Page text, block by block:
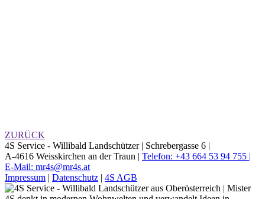
ZURÜCK
4S Service - Willibald Landschützer | Schrebergasse 6 |
A-4616 Weisskirchen an der Traun | Telefon: +43 664 53 94 755 |
E-Mail: mr4s@mr4s.at
Impressum | Datenschutz | 4S AGB